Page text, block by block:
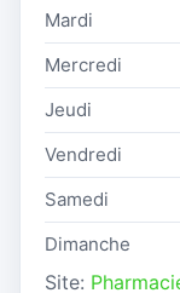
Mardi
Mercredi
Jeudi
Vendredi
Samedi
Dimanche
Site: